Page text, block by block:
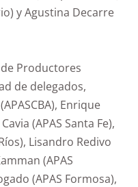
y Agustina Decarre
Productores
de delegados,
Enrique
(APAS Santa Fe),
Lisandro Redivo
(APAS
(APAS Formosa),